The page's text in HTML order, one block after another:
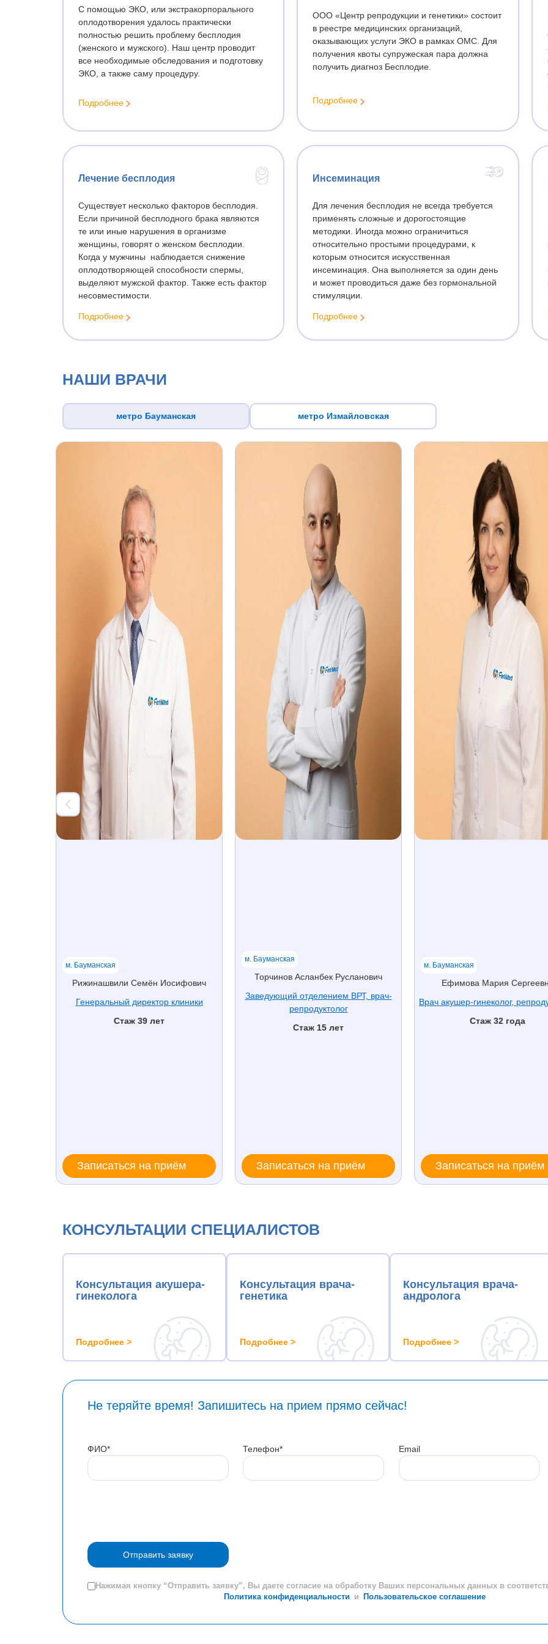
УЗИ щитовидной железы
Ультразвуковое ангиосканирование
Фолликулометрия
ЭКО с минимальной
яичников
ЭКО базовое
ИКСИ оплодотворение
ИКСИ высокого разрешения
ИМСИ, ПИКСИ
Биопсия яичка (TESE, TESA)
Искусственное оплодотворение
Анализы для ЭКО
Консультация врача-генетика
Генетический анализ
тромбофилии
Акушерство и ведение
беременности
плода
Ведение беременности после ЭКО
беременных
3D и 4D УЗИ
Подготовка к беременности
Дородовое наблюдение беременных
Пренатальная диагностика
Профилактика невынашивания
беременности
КТГ плода при беременности
(кардиотокография)
Ведение беременности
Гинекологические
Удаление кисты влагалища
Зондирование полости матки
Обследование молочной
Конизация шейки матки
Мазок на цитологию
Радиохирургия шейки матки
Удаление кисты
железы
С помощью ЭКО, или экстракорпорального
оплодотворения удалось практически
полностью решить проблему бесплодия
(женского и мужского). Наш центр проводит
все необходимые обследования и подготовку
ЭКО, а также саму процедуру.
Подробнее
ООО «Центр репродукции и генетики» состоит
в реестре медицинских организаций,
оказывающих услуги ЭКО в рамках ОМС. Для
получения квоты супружеская пара должна
получить диагноз Бесплодие.
Подробнее
Лечение бесплодия
Существует несколько факторов бесплодия.
Если причиной бесплодного брака являются
те или иные нарушения в организме
женщины, говорят о женском бесплодии.
Когда у мужчины наблюдается снижение
оплодотворяющей способности спермы,
выделяют мужской фактор. Также есть фактор
несовместимости.
Подробнее
Инсеминация
Для лечения бесплодия не всегда требуется
применять сложные и дорогостоящие
методики. Иногда можно ограничиться
относительно простыми процедурами, к
которым относится искусственная
инсеминация. Она выполняется за один день
и может проводиться даже без гормональной
стимуляции.
Подробнее
НАШИ ВРАЧИ
метро Бауманская метро Измайловская
м. Бауманская
Рижинашвили Семён Иосифович
Генеральный директор клиники
Стаж 39 лет
Записаться на приём
м. Бауманская
Торчинов Асланбек Русланович
Заведующий отделением ВРТ, врач-
репродуктолог
Стаж 15 лет
Записаться на приём
м. Бауманская
Ефимова Мария
Врач акушер-гинеколог,
Стаж 32 года
Записаться на приём
КОНСУЛЬТАЦИИ СПЕЦИАЛИСТОВ
Консультация акушера-
гинеколога
Подробнее >
Консультация врача-
генетика
Подробнее >
Консультация врача-
андролога
Подробнее >
Не теряйте время! Запишитесь на прием прямо сейчас!
ФИО* Телефон* Email
Отправить заявку
Нажимая кнопку “Отправить заявку”, Вы даете согласие на обработку Ваших персональных данных в
Политика конфиденциальности и Пользовательское соглашение